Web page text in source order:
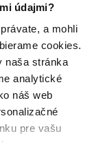
údajmi?
a mohli
cookies.
naša stránka
analytické
náš web
pre vašu